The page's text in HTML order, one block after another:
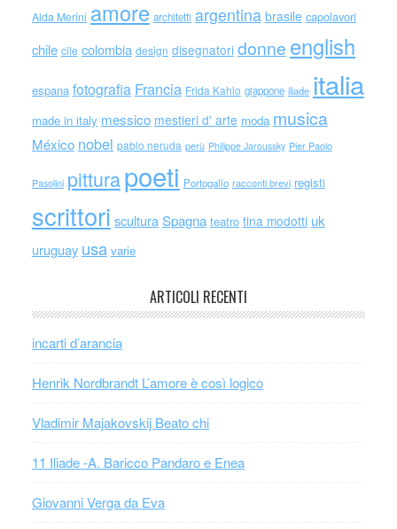
Alda Merini amore architetti argentina brasile capolavori
chile cile colombia design disegnatori donne english
espana fotografia Francia Frida Kahlo giappone iliade italia
made in italy messico mestieri d' arte moda musica
México nobel pablo neruda perù Philippe Jaroussky Pier Paolo
Pasolini pitturapoeti Portogallo racconti brevi registi
scrittori scultura Spagna teatro tina modotti uk
uruguay usa varie
ARTICOLI RECENTI
incarti d’arancia
Henrik Nordbrandt L’amore è così logico
Vladimir Majakovskij Beato chi
11 Iliade -A. Baricco Pandaro e Enea
Giovanni Verga da Eva